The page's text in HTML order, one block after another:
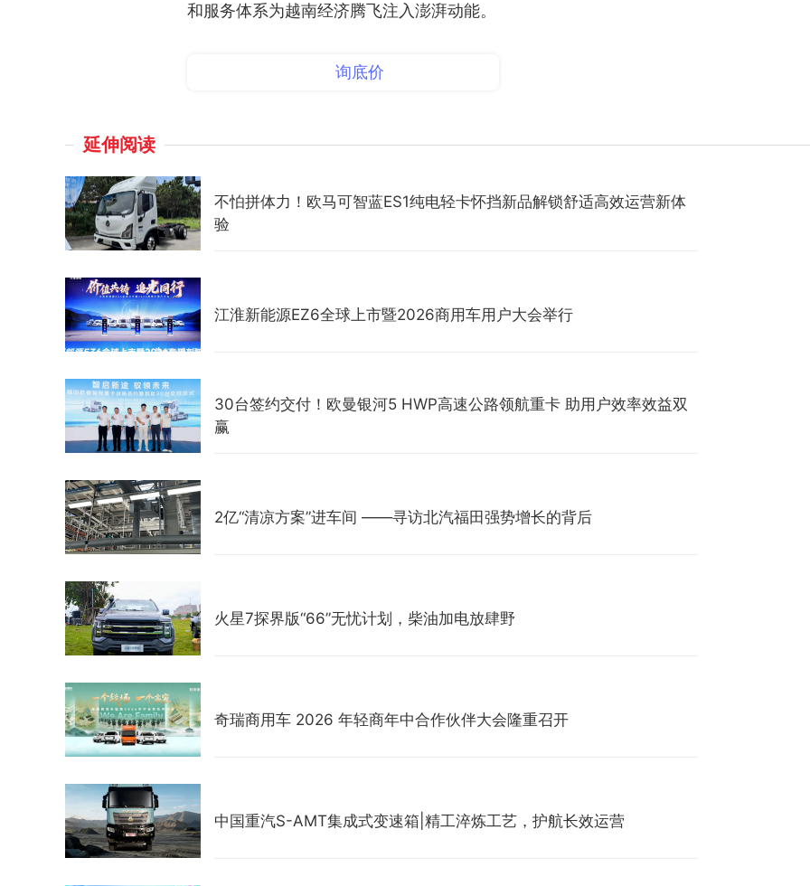
和服务体系为越南经济腾飞注入澎湃动能。
询底价
延伸阅读
不怕拼体力！欧马可智蓝ES1纯电轻卡怀挡新品解锁舒适高效运营新体
验
江淮新能源EZ6全球上市暨2026商用车用户大会举行
30台签约交付！欧曼银河5 HWP高速公路领航重卡 助用户效率效益双
赢
2亿“清凉方案”进车间 ——寻访北汽福田强势增长的背后
火星7探界版“66”无忧计划，柴油加电放肆野
奇瑞商用车 2026 年轻商年中合作伙伴大会隆重召开
中国重汽S-AMT集成式变速箱|精工淬炼工艺，护航长效运营